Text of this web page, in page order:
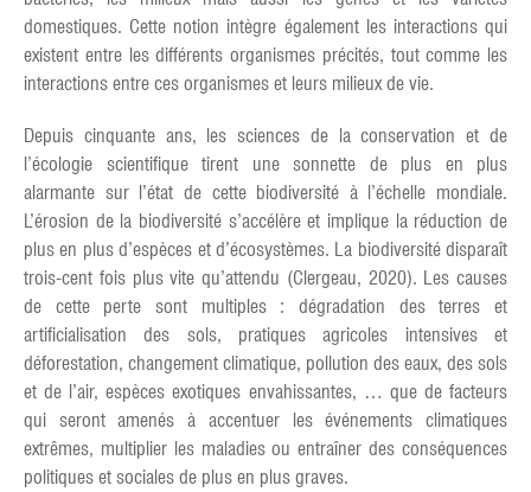
domestiques. Cette notion intègre également les interactions qui
existent entre les différents organismes précités, tout comme les
interactions entre ces organismes et leurs milieux de vie.
Depuis cinquante ans, les sciences de la conservation et de
l’écologie scientifique tirent une sonnette de plus en plus
alarmante sur l’état de cette biodiversité à l’échelle mondiale.
L’érosion de la biodiversité s’accélère et implique la réduction de
plus en plus d’espèces et d’écosystèmes. La biodiversité disparaît
trois-cent fois plus vite qu’attendu (Clergeau, 2020). Les causes
de cette perte sont multiples : dégradation des terres et
artificialisation des sols, pratiques agricoles intensives et
déforestation, changement climatique, pollution des eaux, des sols
et de l’air, espèces exotiques envahissantes, … que de facteurs
qui seront amenés à accentuer les événements climatiques
extrêmes, multiplier les maladies ou entraîner des conséquences
politiques et sociales de plus en plus graves.